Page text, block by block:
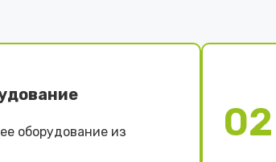
оборудование из
02